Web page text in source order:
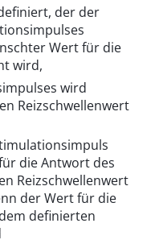
der der
Wert für die
wird,
wird
Reizschwellenwert
die Antwort des
Reizschwellenwert
der Wert für die
definierten